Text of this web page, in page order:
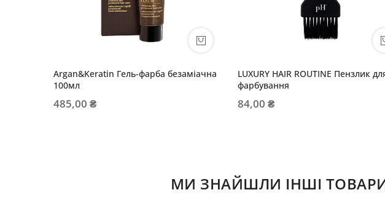
Argan&Keratin Гель-фарба безаміачна
100мл
485,00 ₴
LUXURY HAIR ROUTINE Пензлик
фарбування
84,00 ₴
МИ ЗНАЙШЛИ ІНШІ